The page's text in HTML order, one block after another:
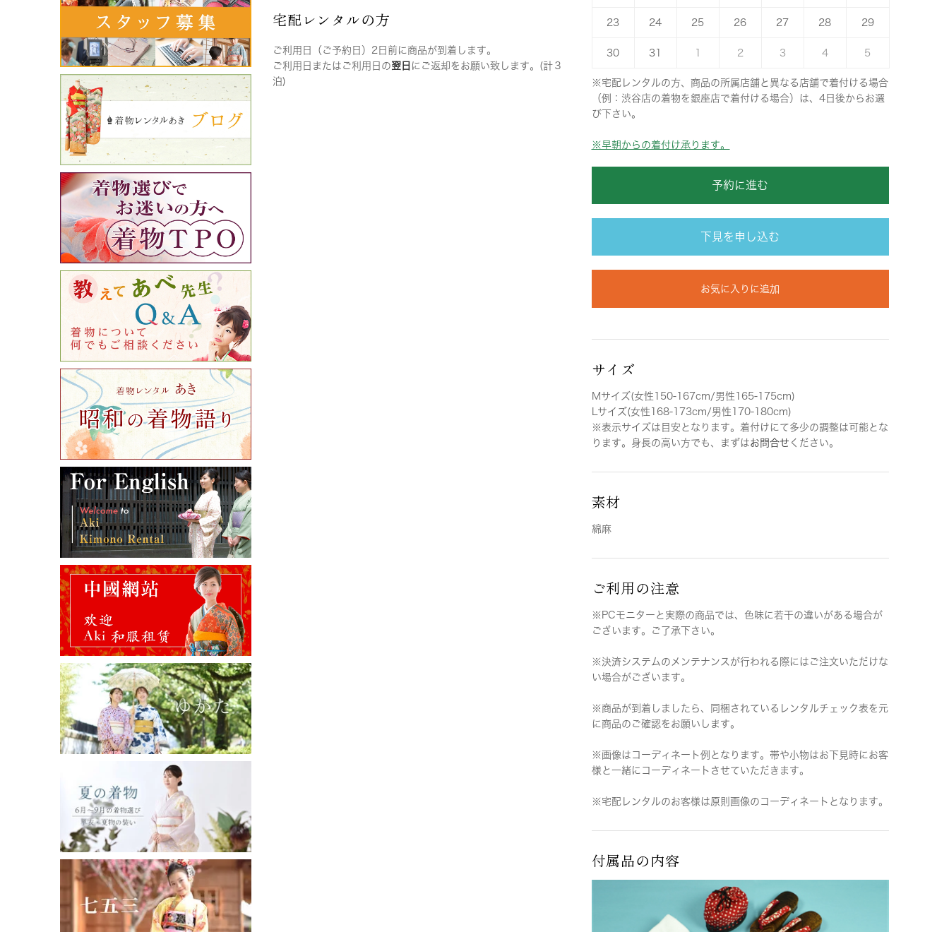
宅配レンタルの方
ご利用日（ご予約日）2日前に商品が到着します。
ご利用日またはご利用日の翌日 にご返却をお願い致します。(計３
泊)
23 24 25 26 27 28 29
30 31 2 3 4 5
※宅配レンタルの方、商品の所属店舗と異なる店舗で着付ける場合
（例：渋谷店の着物を銀座店で着付ける場合）は、4日後からお選
び下さい。
※早朝からの着付け承ります。
予約に進む
下見を申し込む
お気に入りに追加
サイズ
Mサイズ(女性150-167cm/男性165-175cm)
Lサイズ(女性168-173cm/男性170-180cm)
※表示サイズは目安となります。着付けにて多少の調整は可能とな
ります。身長の高い方でも、まずはお問合せ ください。
素材
綿麻
ご利用の注意
※PCモニターと実際の商品では、色味に若干の違いがある場合が
ございます。ご了承下さい。
※決済システムのメンテナンスが行われる際にはご注文いただけな
い場合がございます。
※商品が到着しましたら、同梱されているレンタルチェック表を元
に商品のご確認をお願いします。
※画像はコーディネート例となります。帯や小物はお下見時にお客
様と一緒にコーディネートさせていただきます。
※宅配レンタルのお客様は原則画像のコーディネートとなります。
付属品の内容